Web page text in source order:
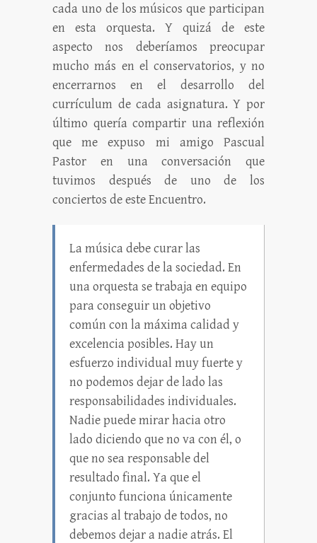
cada uno de los músicos que participan
en esta orquesta. Y quizá de este
aspecto nos deberíamos preocupar
mucho más en el conservatorios, y no
encerrarnos en el desarrollo del
currículum de cada asignatura. Y por
último quería compartir una reflexión
que me expuso mi amigo Pascual
Pastor en una conversación que
tuvimos después de uno de los
conciertos de este Encuentro.
La música debe curar las
enfermedades de la sociedad. En
una orquesta se trabaja en equipo
para conseguir un objetivo
común con la máxima calidad y
excelencia posibles. Hay un
esfuerzo individual muy fuerte y
no podemos dejar de lado las
responsabilidades individuales.
Nadie puede mirar hacia otro
lado diciendo que no va con él, o
que no sea responsable del
resultado final. Ya que el
conjunto funciona únicamente
gracias al trabajo de todos, no
debemos dejar a nadie atrás. El